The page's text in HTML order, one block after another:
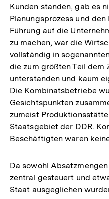
Kunden standen, gab es
Planungsprozess und
Führung auf die
zu machen, war die
vollständig in
die zum größten Teil
unterstanden und kaum
Die Kombinatsbetriebe
Gesichtspunkten
zumeist
Staatsgebiet der DDR.
Beschäftigten waren
Da sowohl
zentral gesteuert und
Staat ausgeglichen